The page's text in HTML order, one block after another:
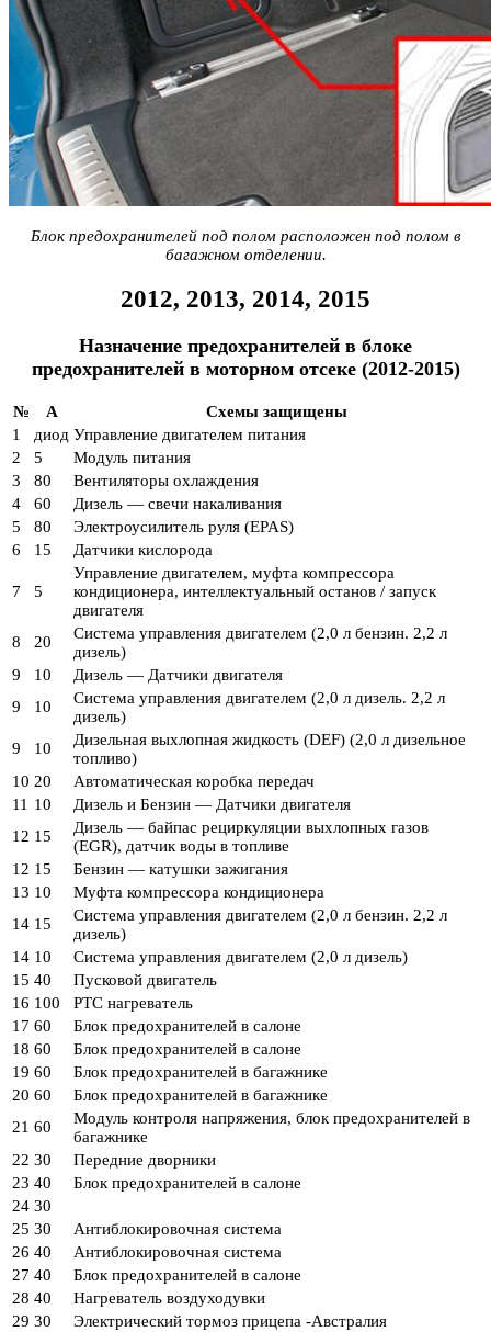
Блок предохранителей под полом расположен под полом в
багажном отделении.
2012, 2013, 2014, 2015
Назначение предохранителей в блоке
предохранителей в моторном отсеке (2012-2015)
№ A
Схемы защищены
1
диод Управление двигателем питания
2
5
Модуль питания
3
80
Вентиляторы охлаждения
4
60
Дизель — свечи накаливания
5
80
Электроусилитель руля (EPAS)
6
15 Датчики кислорода
7 5
Управление двигателем, муфта компрессора
кондиционера, интеллектуальный останов / запуск
двигателя
8
20
Система управления двигателем (2,0 л бензин. 2,2 л
дизель)
9
10
Дизель — Датчики двигателя
9
10
Система управления двигателем (2,0 л дизель. 2,2 л
дизель)
9
10
Дизельная выхлопная жидкость (DEF) (2,0 л дизельное
топливо)
10 20
Автоматическая коробка передач
11 10
Дизель и Бензин — Датчики двигателя
12 15
Дизель — байпас рециркуляции выхлопных газов
(EGR), датчик воды в топливе
12 15
Бензин — катушки зажигания
13 10
Муфта компрессора кондиционера
14 15
Система управления двигателем (2,0 л бензин. 2,2 л
дизель)
14 10
Система управления двигателем (2,0 л дизель)
15 40
Пусковой двигатель
16 100
PTC нагреватель
17 60
Блок предохранителей в салоне
18 60
Блок предохранителей в салоне
19 60
Блок предохранителей в багажнике
20 60
Блок предохранителей в багажнике
21 60
Модуль контроля напряжения, блок предохранителей в
багажнике
22 30
Передние дворники
23 40
Блок предохранителей в салоне
24 30
25 30
Антиблокировочная система
26 40
Антиблокировочная система
27 40
Блок предохранителей в салоне
28 40
Нагреватель воздуходувки
29 30
Электрический тормоз прицепа -Австралия